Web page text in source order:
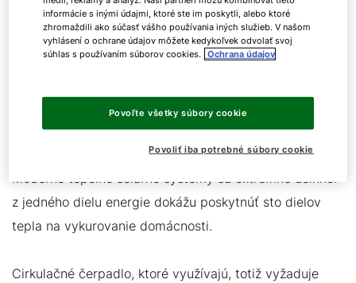
peňazí
Zníženie nákladov na vykurovanie
Moderné tepelné solárne systémy sú extrémne účinné:
z jedného dielu energie dokážu poskytnúť sto dielov
tepla na vykurovanie domácnosti.
Cirkulačné čerpadlo, ktoré využívajú, totiž vyžaduje
informácie s inými údajmi, ktoré ste im poskytli, alebo ktoré
zhromaždili ako súčasť vášho používania iných služieb. V našom
vyhlásení o ochrane údajov môžete kedykoľvek odvolať svoj
súhlas s používaním súborov cookies. Ochrana údajov
Povoliť iba potrebné súbory cookie
Povoľte všetky súbory cookie